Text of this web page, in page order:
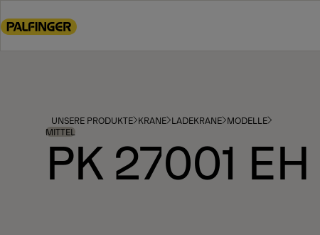
to
UNSERE PRODUKTE KRANE LADEKRANE MODELLE
MITTEL
PK 27001 EH